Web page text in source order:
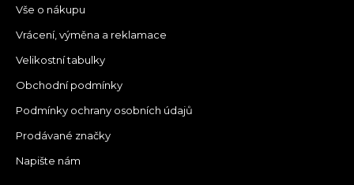
Vše o nákupu
Vrácení, výměna a reklamace
Velikostní tabulky
Obchodní podmínky
Podmínky ochrany osobních údajů
Prodávané značky
Napište nám